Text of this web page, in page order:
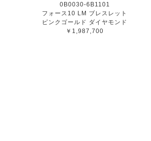
0B0030-6B1101
フォース10 LM ブレスレット
ピンクゴールド ダイヤモンド
￥1,987,700